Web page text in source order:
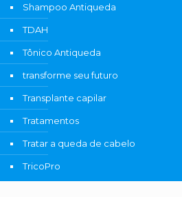
Shampoo Antiqueda
TDAH
Tônico Antiqueda
transforme seu futuro
Transplante capilar
Tratamentos
Tratar a queda de cabelo
TricoPro